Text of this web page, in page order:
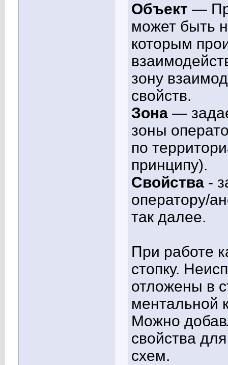
Объект —
может быть
которым
зону
свойств.
Зона —
зоны
по
принципу).
Свойства -
оператору/
так далее.
При работе
стопку.
отложены в
ментальной
Можно
свойства
схем.